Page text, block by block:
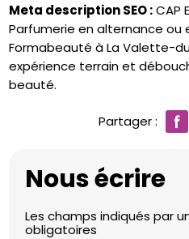
Meta description SEO :CAP
Parfumerie en alternance ou
Formabeauté à La Valette-
expérience terrain et
beauté.
Partager :
Nous écrire
Les champs indiqués par
obligatoires